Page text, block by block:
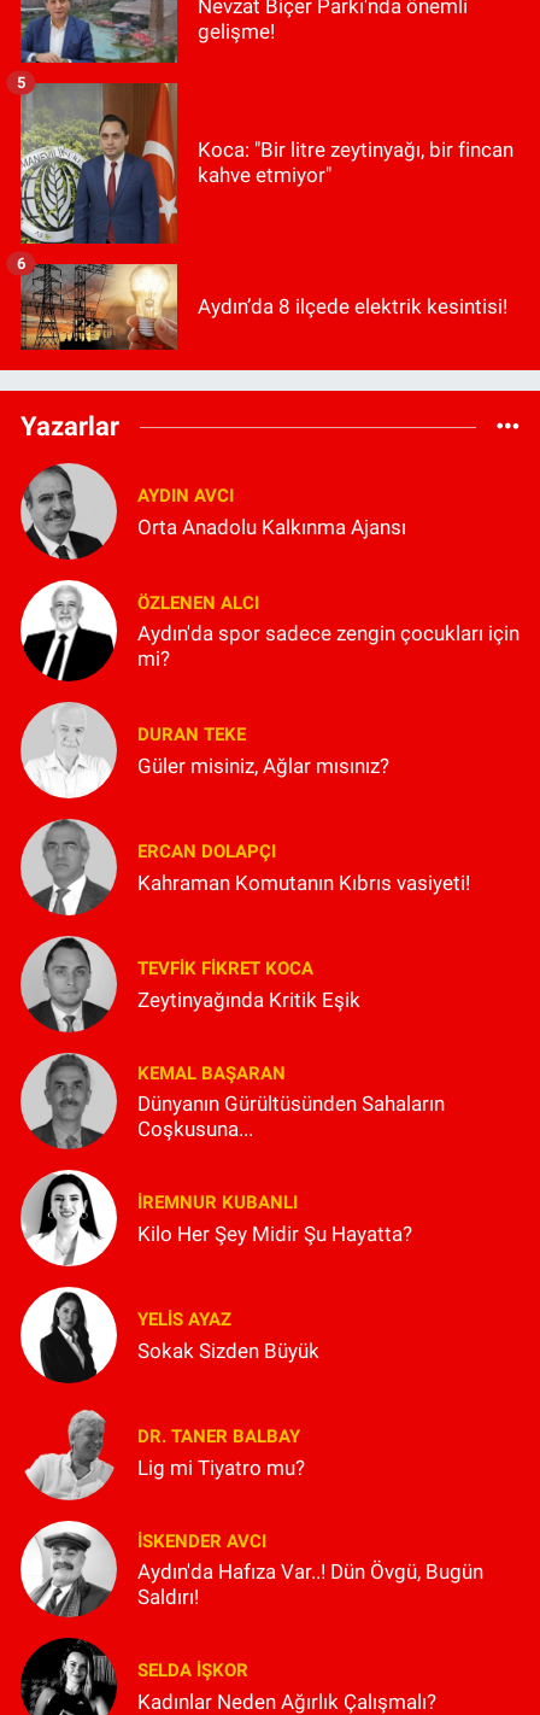
Nevzat Biçer Parkı'nda önemli
gelişme!
Koca: "Bir litre zeytinyağı, bir fincan
kahve etmiyor"
5
Aydın’da 8 ilçede elektrik kesintisi!
6
Yazarlar
AYDIN AVCI
Orta Anadolu Kalkınma Ajansı
ÖZLENEN ALCI
Aydın'da spor sadece zengin çocukları için
mi?
DURAN TEKE
Güler misiniz, Ağlar mısınız?
ERCAN DOLAPÇI
Kahraman Komutanın Kıbrıs vasiyeti!
TEVFIK FIKRET KOCA
Zeytinyağında Kritik Eşik
KEMAL BAŞARAN
Dünyanın Gürültüsünden Sahaların
Coşkusuna...
İREMNUR KUBANLI
Kilo Her Şey Midir Şu Hayatta?
YELIS AYAZ
Sokak Sizden Büyük
DR. TANER BALBAY
Lig mi Tiyatro mu?
İSKENDER AVCI
Aydın'da Hafıza Var..! Dün Övgü, Bugün
Saldırı!
SELDA İŞKOR
Kadınlar Neden Ağırlık Çalışmalı?